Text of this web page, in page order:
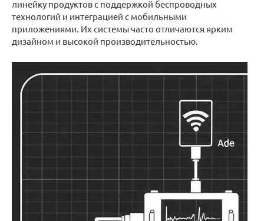
линейку продуктов с поддержкой беспроводных
технологий и интеграцией с мобильными
приложениями. Их системы часто отличаются ярким
дизайном и высокой производительностью.